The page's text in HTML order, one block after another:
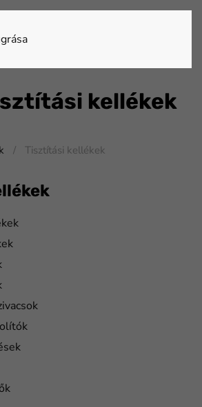
kellékek
Tisztítási kellékek